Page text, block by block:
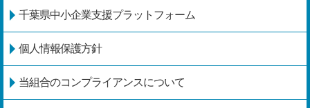
千葉県中小企業支援プラットフォーム
個人情報保護方針
当組合のコンプライアンスについて